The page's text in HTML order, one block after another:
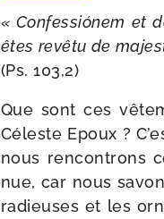
« Confessiónem et
êtes revê­tu de
(Ps. 103,2)
Que sont ces
Céleste Epoux ?
nous ren­con­trons
nue, car nous
radieuses et les